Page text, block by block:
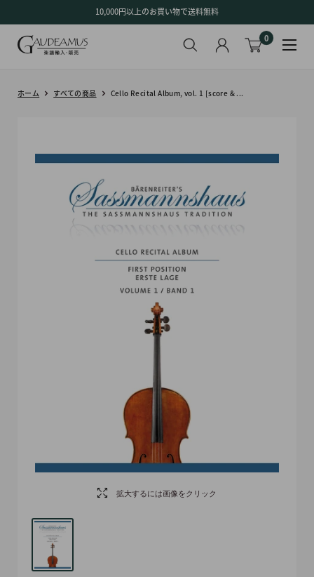
ン
10,000円以上のお買い物で送料無料
0
ホーム すべての商品 Cello Recital Album, vol. 1 [score & ...
拡大するには画像をクリック